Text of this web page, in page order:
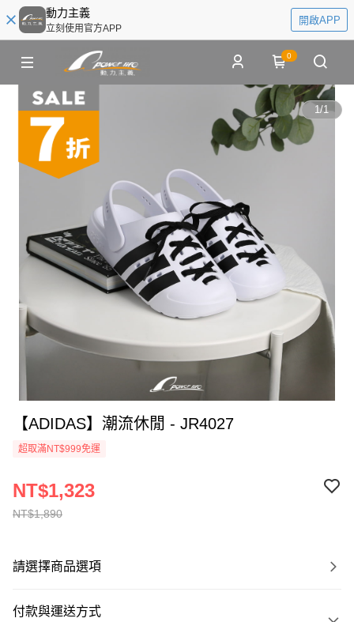
動力主義
立刻使用官方APP
開啟APP
0
1/1
【ADIDAS】潮流休閒 - JR4027
超取滿NT$999免運
NT$1,890
NT$1,323
請選擇商品選項
付款與運送方式